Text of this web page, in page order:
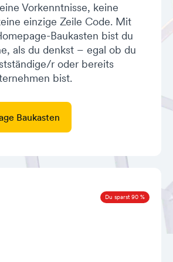
Vorkenntnisse, keine
einzige Zeile Code. Mit
Baukasten bist du
als du denkst – egal ob du
r oder bereits
bist.
Baukasten
Du sparst 90 %